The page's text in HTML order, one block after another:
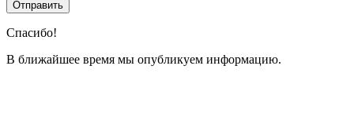
Спасибо!
В ближайшее время мы опубликуем информацию.